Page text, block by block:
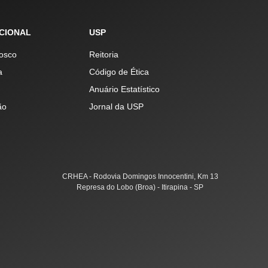
USP
Reitoria
Código de Ética
Anuário Estatístico
Jornal da USP
CRHEA - Rodovia Domingos Innocentini, Km 13
Represa do Lobo (Broa) - Itirapina - SP